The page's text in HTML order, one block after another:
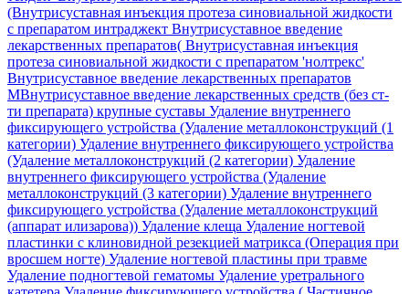
(Внутрисуставная инъекция протеза синовиальной жидкости
с препаратом интраджект Внутрисуставное введение
лекарственных препаратов( Внутрисуставная инъекция
протеза синовиальной жидкости с препаратом 'нолтрекс'
Внутрисуставное введение лекарственных препаратов
МВнутрисуставное введение лекарственных средств (без ст-
ти препарата) крупные суставы Удаление внутреннего
фиксирующего устройства (Удаление металлоконструкций (1
категории) Удаление внутреннего фиксирующего устройства
(Удаление металлоконструкций (2 категории) Удаление
внутреннего фиксирующего устройства (Удаление
металлоконструкций (3 категории) Удаление внутреннего
фиксирующего устройства (Удаление металлоконструкций
(аппарат илизарова)) Удаление клеща Удаление ногтевой
пластинки с клиновидной резекцией матрикса (Операция при
вросшем ногте) Удаление ногтевой пластины при травме
Удаление подногтевой гематомы Удаление уретрального